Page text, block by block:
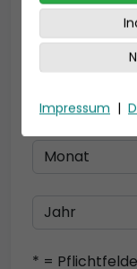
Geburtsdatum
* =
Impressum |